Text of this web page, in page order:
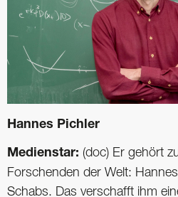
Hannes Pichler
Medienstar: (doc) Er gehört
Forschenden der Welt:
Schabs. Das verschafft ihm